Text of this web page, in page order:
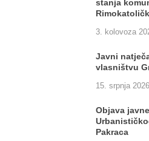
stanja
3. kolovoza
Javni
vlasništvu
15. srpnja
Objava
Pakraca